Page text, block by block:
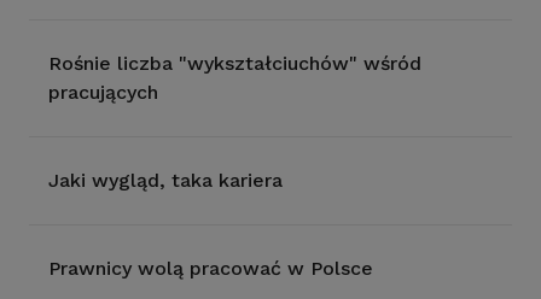
Rośnie liczba "wykształciuchów" wśród
pracujących
Jaki wygląd, taka kariera
Prawnicy wolą pracować w Polsce